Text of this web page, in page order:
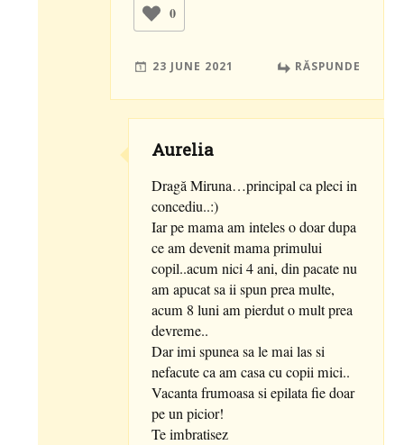
0
23 JUNE 2021 RĂSPUNDE
Aurelia
Dragă Miruna…principal ca pleci in
concediu..:)
Iar pe mama am inteles o doar dupa
ce am devenit mama primului
copil..acum nici 4 ani, din pacate nu
am apucat sa ii spun prea multe,
acum 8 luni am pierdut o mult prea
devreme..
Dar imi spunea sa le mai las si
nefacute ca am casa cu copii mici..
Vacanta frumoasa si epilata fie doar
pe un picior!
Te imbratisez